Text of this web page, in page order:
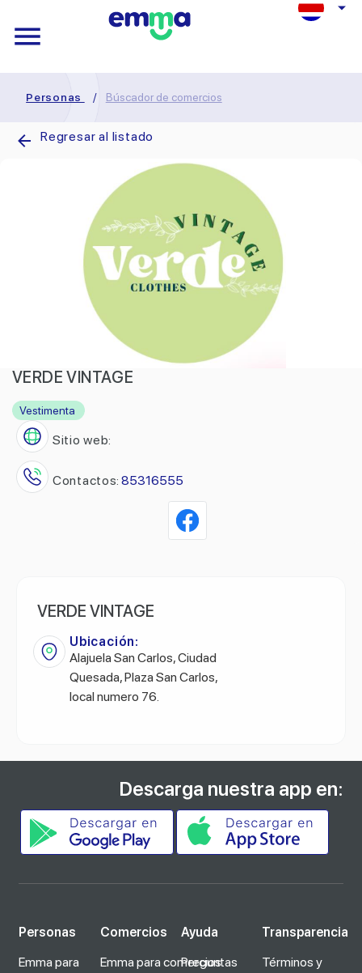
Personas / Búscador de comercios
Regresar al listado
VERDE VINTAGE
Vestimenta
Sitio web:
Contactos: 85316555
VERDE VINTAGE
Ubicación:
Alajuela San Carlos, Ciudad
Quesada, Plaza San Carlos,
local numero 76.
Descarga nuestra app en:
Personas
Emma para
Comercios
Emma para comercios
Ayuda
Preguntas
Transparencia
Términos y